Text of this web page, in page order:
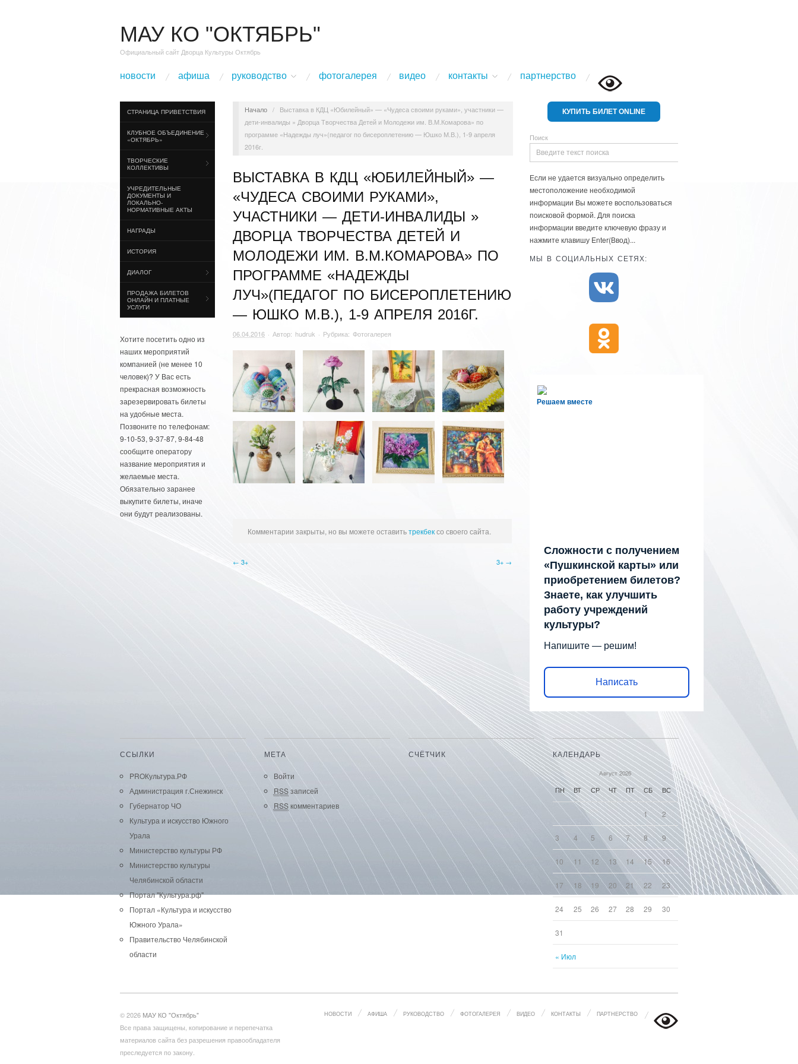
МАУ КО "ОКТЯБРЬ"
Официальный сайт Дворца Культуры Октябрь
новости афиша руководство фотогалерея видео контакты партнерство
СТРАНИЦА ПРИВЕТСТВИЯ
КЛУБНОЕ ОБЪЕДИНЕНИЕ
«ОКТЯБРЬ»
ТВОРЧЕСКИЕ
КОЛЛЕКТИВЫ
УЧРЕДИТЕЛЬНЫЕ
ДОКУМЕНТЫ И
ЛОКАЛЬНО-
НОРМАТИВНЫЕ АКТЫ
НАГРАДЫ
ИСТОРИЯ
ДИАЛОГ
ПРОДАЖА БИЛЕТОВ
ОНЛАЙН И ПЛАТНЫЕ
УСЛУГИ
Хотите посетить одно из
наших мероприятий
компанией (не менее 10
человек)? У Вас есть
прекрасная возможность
зарезервировать билеты
на удобные места.
Позвоните по телефонам:
9-10-53, 9-37-87, 9-84-48
сообщите оператору
название мероприятия и
желаемые места.
Обязательно заранее
выкупите билеты, иначе
они будут реализованы.
Начало /
Выставка в КДЦ «Юбилейный» — «Чудеса своими руками», участники —
дети-инвалиды » Дворца Творчества Детей и Молодежи им. В.М.Комарова» по
программе «Надежды луч»(педагог по бисероплетению — Юшко М.В.), 1-9 апреля
2016г.
ВЫСТАВКА В КДЦ «ЮБИЛЕЙНЫЙ» —
«ЧУДЕСА СВОИМИ РУКАМИ»,
УЧАСТНИКИ — ДЕТИ-ИНВАЛИДЫ »
ДВОРЦА ТВОРЧЕСТВА ДЕТЕЙ И
МОЛОДЕЖИ ИМ. В.М.КОМАРОВА» ПО
ПРОГРАММЕ «НАДЕЖДЫ
ЛУЧ»(ПЕДАГОГ ПО БИСЕРОПЛЕТЕНИЮ
— ЮШКО М.В.), 1-9 АПРЕЛЯ 2016Г.
06.04.2016 · Автор: hudruk · Рубрика: Фотогалерея
Комментарии закрыты, но вы можете оставитьтрекбексо своего сайта.
← 3+ 3+ →
КУПИТЬ БИЛЕТ ONLINE
Поиск
Если не удается визуально определить
местоположение необходимой
информации Вы можете воспользоваться
поисковой формой. Для поиска
информации введите ключевую фразу и
нажмите клавишу Enter(Ввод)...
МЫ В СОЦИАЛЬНЫХ СЕТЯХ:
Решаем вместе
Сложности с получением
«Пушкинской карты» или
приобретением билетов?
Знаете, как улучшить
работу учреждений
культуры?
Напишите — решим!
Написать
ССЫЛКИ
PROКультура.РФ
Администрация г.Снежинск
Губернатор ЧО
Культура и искусство Южного
Урала
Министерство культуры РФ
Министерство культуры
Челябинской области
Портал "Культура.рф"
Портал «Культура и искусство
Южного Урала»
Правительство Челябинской
области
МЕТА
Войти
RSSзаписей
RSSкомментариев
СЧЁТЧИК КАЛЕНДАРЬ
Август 2026
ПН ВТ СР ЧТ ПТ СБ ВС
« Июл
1 2
3 4 5 6 7 8 9
10 11 12 13 14 15 16
17 18 19 20 21 22 23
24 25 26 27 28 29 30
31
© 2026 МАУ КО "Октябрь"
Все права защищены, копирование и перепечатка
материалов сайта без разрешения правообладателя
преследуется по закону.
НОВОСТИ АФИША РУКОВОДСТВО ФОТОГАЛЕРЕЯ ВИДЕО КОНТАКТЫ ПАРТНЕРСТВО